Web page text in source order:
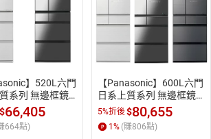
】520L六門
系列 無邊框鏡
冰箱 (NR-F521
黑/翡翠白)
$66,405
664點)
【Panasonic】600L六門
日系上質系列 無邊框鏡
面/玻璃電冰箱 (NR-F601
WX)(翡翠白/鑽石黑/雲霧
灰)
5%折後$80,655
1% (賺806點)